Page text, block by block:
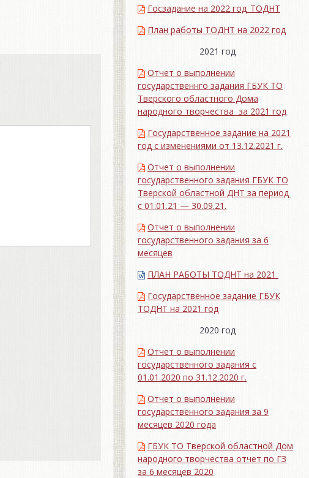
Госзадание на 2022 год_ТОДНТ
План работы ТОДНТ на 2022 год
2021 год
Отчет о выполнении
государственнго задания ГБУК ТО
Тверского областного Дома
народного творчества за 2021 год
Государственное задание на 2021
год с изменениями от 13.12.2021 г.
Отчет о выполнении
государственного задания ГБУК ТО
Тверской областной ДНТ за период
с 01.01.21 — 30.09.21.
Отчет о выполнении
государственного задания за 6
месяцев
ПЛАН РАБОТЫ ТОДНТ на 2021
Государственное задание ГБУК
ТОДНТ на 2021 год
2020 год
Отчет о выполнении
государственного задания с
01.01.2020 по 31.12.2020 г.
Отчет о выполнении
государственного задания за 9
месяцев 2020 года
ГБУК ТО Тверской областной Дом
народного творчества отчет по ГЗ
за 6 месяцев 2020